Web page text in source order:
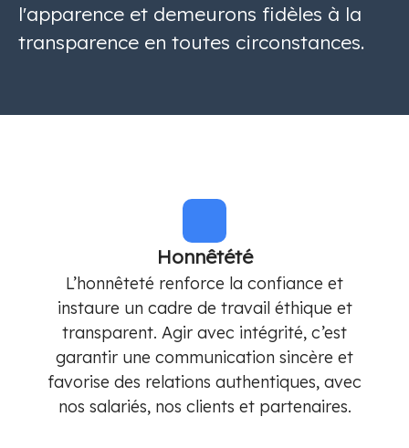
l'apparence et demeurons fidèles à la
transparence en toutes circonstances.
Honnêtété
L’honnêteté renforce la confiance et
instaure un cadre de travail éthique et
transparent. Agir avec intégrité, c’est
garantir une communication sincère et
favorise des relations authentiques, avec
nos salariés, nos clients et partenaires.